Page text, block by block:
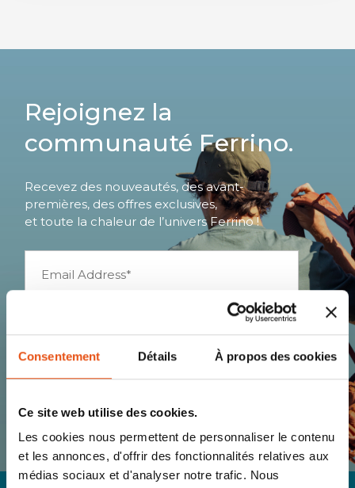
Consentement Détails À propos des cookies
Ce site web utilise des cookies.
Les cookies nous permettent de personnaliser le contenu
et les annonces, d'offrir des fonctionnalités relatives aux
médias sociaux et d'analyser notre trafic. Nous
Rejoignez la
communauté Ferrino.
Recevez des nouveautés, des avant-
premières, des offres exclusives,
et toute la chaleur de l’univers Ferrino !
J'AI LU ET ACCEPTÉ LES CONDITIONS
RELATIVES À LAPOLITIQUE DE